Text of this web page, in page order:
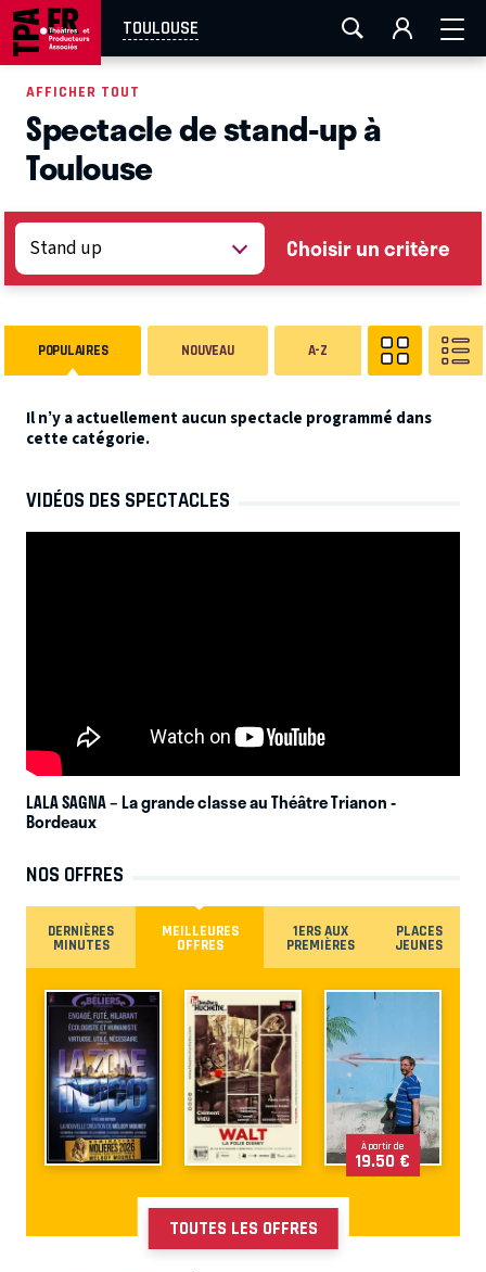
TOULOUSE
AIX-MARSEILLE AURAY LA ROCHELLE
EN TOURNÉE
AFFICHER TOUT
Spectacle de stand-up à
Toulouse
Choisir un critère
POPULAIRES NOUVEAU A-Z
Il n’y a actuellement aucun spectacle programmé dans
cette catégorie.
VIDÉOS DES SPECTACLES
LALA SAGNA – La grande classe au Théâtre Trianon-
Bordeaux
NOS OFFRES
DERNIÈRES
MINUTES
MEILLEURES
OFFRES
1ERS AUX
PREMIÈRES
PLACES
JEUNES
À partir de
19.50 €
TOUTES LES OFFRES